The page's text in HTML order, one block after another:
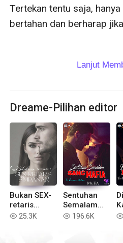
Tertekan tentu saja,
bertahan dan berharap
Lanjut
Dreame-Pilihan editor
Bukan SEX-
retaris
Simpanan
read 25.3K
Sentuhan
Semalam
Sang Mafia
read 196.6K read